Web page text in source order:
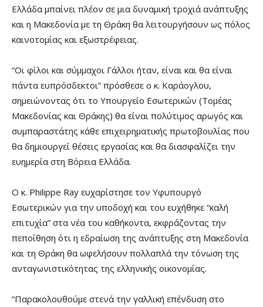
Ελλάδα μπαίνει πλέον σε μια δυναμική τροχιά ανάπτυξης
και η Μακεδονία με τη Θράκη θα λειτουργήσουν ως πόλος
καινοτομίας και εξωστρέφειας.
“Οι φίλοι και σύμμαχοι Γάλλοι ήταν, είναι και θα είναι
πάντα ευπρόσδεκτοι” πρόσθεσε ο κ. Καράογλου,
σημειώνοντας ότι το Υπουργείο Εσωτερικών (Τομέας
Μακεδονίας και Θράκης) θα είναι πολύτιμος αρωγός και
συμπαραστάτης κάθε επιχειρηματικής πρωτοβουλίας που
θα δημιουργεί θέσεις εργασίας και θα διασφαλίζει την
ευημερία στη Βόρεια Ελλάδα.
Ο κ. Philippe Ray ευχαρίστησε τον Υφυπουργό
Εσωτερικών για την υποδοχή και του ευχήθηκε “καλή
επιτυχία” στα νέα του καθήκοντα, εκφράζοντας την
πεποίθηση ότι η εδραίωση της ανάπτυξης στη Μακεδονία
και τη Θράκη θα ωφελήσουν πολλαπλά την τόνωση της
ανταγωνιστικότητας της ελληνικής οικονομίας.
“Παρακολουθούμε στενά την γαλλική επένδυση στο